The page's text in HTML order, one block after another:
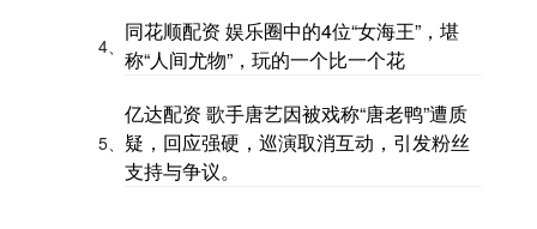
4、
同花顺配资 娱乐圈中的4位“女海王”，堪
称“人间尤物”，玩的一个比一个花
5、
亿达配资 歌手唐艺因被戏称“唐老鸭”遭质
疑，回应强硬，巡演取消互动，引发粉丝
支持与争议。